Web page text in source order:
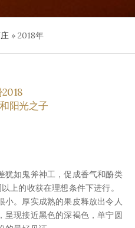
»2018年
阳光之子
犹如鬼斧神工，促成香气和酚类
上的收获在理想条件下进行。
小。厚实成熟的果皮释放出令人
呈现接近黑色的深褐色，单宁圆